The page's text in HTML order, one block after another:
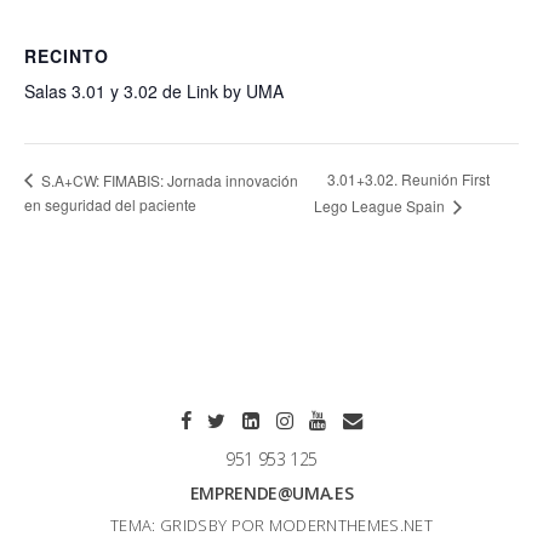
RECINTO
Salas 3.01 y 3.02 de Link by UMA
S.A+CW: FIMABIS: Jornada innovación
en seguridad del paciente
3.01+3.02. Reunión First
Lego League Spain
951 953 125
EMPRENDE@UMA.ES
TEMA: GRIDSBY POR MODERNTHEMES.NET